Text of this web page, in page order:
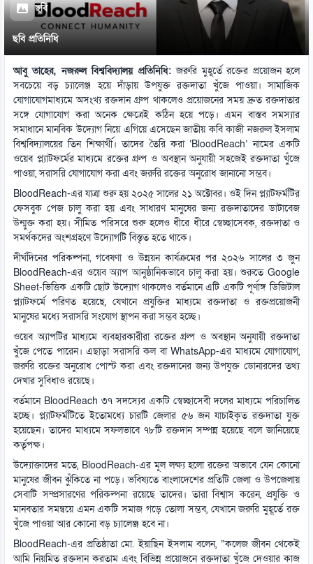
ছবি
ছবি প্রতিনিধি
আবু তাহের, নজরুল বিশ্ববিদ্যালয় প্রতিনিধি:জরুরি মুহূর্তে রক্তের প্রয়োজন হলে
সবচেয়ে বড় চ্যালেঞ্জ হয়ে দাঁড়ায় উপযুক্ত রক্তদাতা খুঁজে পাওয়া। সামাজিক
যোগাযোগমাধ্যমে অসংখ্য রক্তদান গ্রুপ থাকলেও প্রয়োজনের সময় দ্রুত রক্তদাতার
সঙ্গে যোগাযোগ করা অনেক ক্ষেত্রেই কঠিন হয়ে পড়ে। এমন বাস্তব সমস্যার
সমাধানে মানবিক উদ্যোগ নিয়ে এগিয়ে এসেছেন জাতীয় কবি কাজী নজরুল ইসলাম
বিশ্ববিদ্যালয়ের তিন শিক্ষার্থী। তাদের তৈরি করা ‘BloodReach’ নামের একটি
ওয়েব প্ল্যাটফর্মের মাধ্যমে রক্তের গ্রুপ ও অবস্থান অনুযায়ী সহজেই রক্তদাতা খুঁজে
পাওয়া, সরাসরি যোগাযোগ করা এবং জরুরি রক্তের অনুরোধ জানানো সম্ভব।
BloodReach-এর যাত্রা শুরু হয় ২০২৫ সালের ২১ অক্টোবর। ওই দিন প্ল্যাটফর্মটির
ফেসবুক পেজ চালু করা হয় এবং সাধারণ মানুষের জন্য রক্তদাতাদের ডাটাবেজ
উন্মুক্ত করা হয়। সীমিত পরিসরে শুরু হলেও ধীরে ধীরে স্বেচ্ছাসেবক, রক্তদাতা ও
সমর্থকদের অংশগ্রহণে উদ্যোগটি বিস্তৃত হতে থাকে।
দীর্ঘদিনের পরিকল্পনা, গবেষণা ও উন্নয়ন কার্যক্রমের পর ২০২৬ সালের ৩ জুন
BloodReach-এর ওয়েব অ্যাপ আনুষ্ঠানিকভাবে চালু করা হয়। শুরুতে Google
Sheet-ভিত্তিক একটি ছোট উদ্যোগ থাকলেও বর্তমানে এটি একটি পূর্ণাঙ্গ ডিজিটাল
প্ল্যাটফর্মে পরিণত হয়েছে, যেখানে প্রযুক্তির মাধ্যমে রক্তদাতা ও রক্তপ্রয়োজনী
মানুষের মধ্যে সরাসরি সংযোগ স্থাপন করা সম্ভব হচ্ছে।
ওয়েব অ্যাপটির মাধ্যমে ব্যবহারকারীরা রক্তের গ্রুপ ও অবস্থান অনুযায়ী রক্তদাতা
খুঁজে পেতে পারেন। এছাড়া সরাসরি কল বা WhatsApp-এর মাধ্যমে যোগাযোগ,
জরুরি রক্তের অনুরোধ পোস্ট করা এবং রক্তদানের জন্য উপযুক্ত ডোনারদের তথ্য
দেখার সুবিধাও রয়েছে।
বর্তমানে BloodReach ৩৭ সদস্যের একটি স্বেচ্ছাসেবী দলের মাধ্যমে পরিচালিত
হচ্ছে। প্ল্যাটফর্মটিতে ইতোমধ্যে চারটি জেলার ৫৬ জন যাচাইকৃত রক্তদাতা যুক্ত
হয়েছেন। তাদের মাধ্যমে সফলভাবে ৭৮টি রক্তদান সম্পন্ন হয়েছে বলে জানিয়েছে
কর্তৃপক্ষ।
উদ্যোক্তাদের মতে, BloodReach-এর মূল লক্ষ্য হলো রক্তের অভাবে যেন কোনো
মানুষের জীবন ঝুঁকিতে না পড়ে। ভবিষ্যতে বাংলাদেশের প্রতিটি জেলা ও উপজেলায়
সেবাটি সম্প্রসারণের পরিকল্পনা রয়েছে তাদের। তারা বিশ্বাস করেন, প্রযুক্তি ও
মানবতার সমন্বয়ে এমন একটি সমাজ গড়ে তোলা সম্ভব, যেখানে জরুরি মুহূর্তে রক্ত
খুঁজে পাওয়া আর কোনো বড় চ্যালেঞ্জ হবে না।
BloodReach-এর প্রতিষ্ঠাতা মো. ইয়াছিন ইসলাম বলেন, “কলেজ জীবন থেকেই
আমি নিয়মিত রক্তদান করতাম এবং বিভিন্ন প্রয়োজনে রক্তদাতা খুঁজে দেওয়ার কাজ